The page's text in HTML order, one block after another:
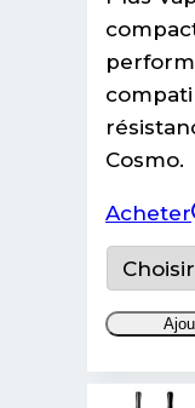
Cosmo.
Acheter